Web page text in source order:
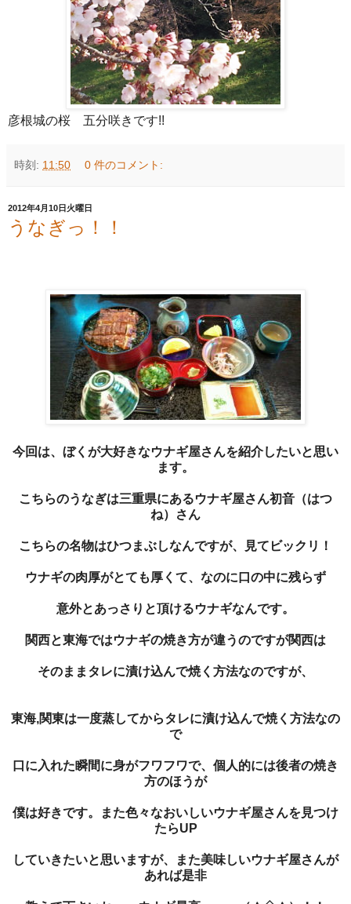
彦根城の桜 五分咲きです!!
時刻: 11:50 0 件のコメント:
2012年4月10日火曜日
うなぎっ！！
今回は、ぼくが大好きなウナギ屋さんを紹介したいと思い
ます。
こちらのうなぎは三重県にあるウナギ屋さん初音（はつ
ね）さん
こちらの名物はひつまぶしなんですが、見てビックリ！
ウナギの肉厚がとても厚くて、なのに口の中に残らず
意外とあっさりと頂けるウナギなんです。
関西と東海ではウナギの焼き方が違うのですが関西は
そのままタレに漬け込んで焼く方法なのですが、
東海,関東は一度蒸してからタレに漬け込んで焼く方法なの
で
口に入れた瞬間に身がフワフワで、個人的には後者の焼き
方のほうが
僕は好きです。また色々なおいしいウナギ屋さんを見つけ
たらUP
していきたいと思いますが、また美味しいウナギ屋さんが
あれば是非